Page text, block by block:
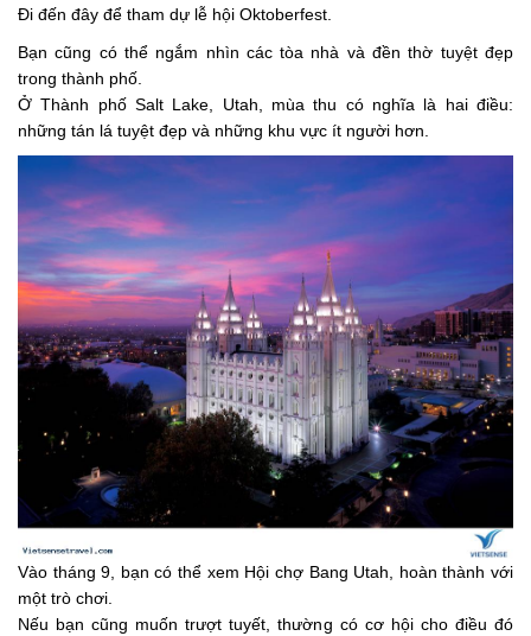
Đi đến đây để tham dự lễ hội Oktoberfest.
Bạn cũng có thể ngắm nhìn các tòa nhà và đền thờ tuyệt đẹp
trong thành phố.
Ở Thành phố Salt Lake, Utah, mùa thu có nghĩa là hai điều:
những tán lá tuyệt đẹp và những khu vực ít người hơn.
Vào tháng 9, bạn có thể xem Hội chợ Bang Utah, hoàn thành với
một trò chơi.
Nếu bạn cũng muốn trượt tuyết, thường có cơ hội cho điều đó